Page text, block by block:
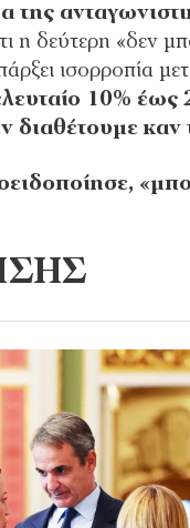
δεύτερη «δεν
ισορροπία
10% έως
καν